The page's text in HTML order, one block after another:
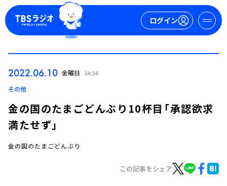
ログイン
2022.06.10 金曜日 14:34
その他
金の国のたまごどんぶり10杯目「承認欲求
満たせず」
金の国のたまごどんぶり
この記事をシェア